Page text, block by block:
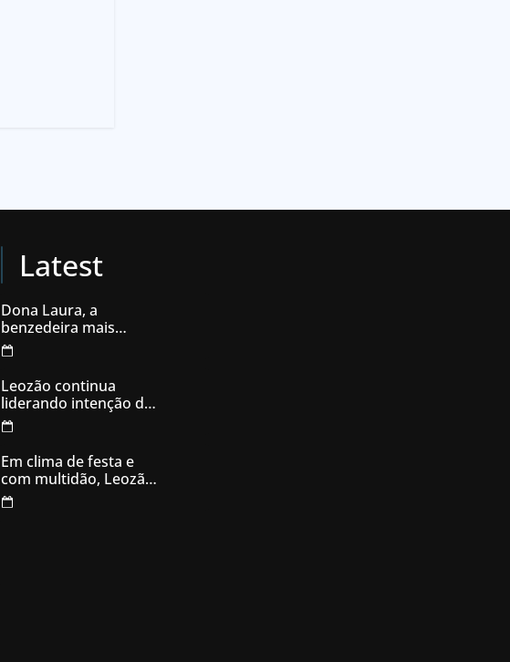
Latest
Dona Laura, a
benzedeira mais
famosa de Goiás
Leozão continua
liderando intenção de
votos em Goianésia
Em clima de festa e
com multidão, Leozão
inaugura comitê de
campanha